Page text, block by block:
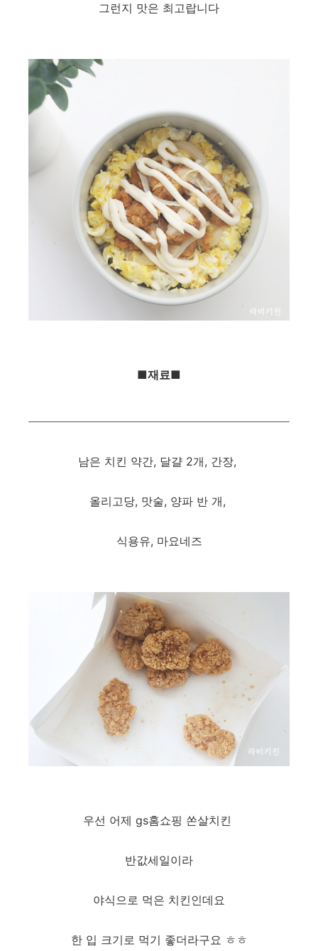
그런지 맛은 최고랍니다
■재료■
남은 치킨 약간, 달걀 2개, 간장,
올리고당, 맛술, 양파 반 개,
식용유, 마요네즈
우선 어제 gs홈쇼핑 쏜살치킨
반값세일이라
야식으로 먹은 치킨인데요
한 입 크기로 먹기 좋더라구요 ㅎㅎ